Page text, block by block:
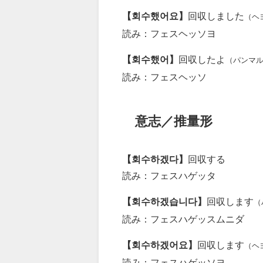
【회수했어요】 回収しました （ヘ
読み：フェスヘッソヨ
【회수했어】 回収したよ （パンマル
読み：フェスヘッソ
意志／推量形
【회수하겠다】
回収する
読み：フェスハゲッタ
【회수하겠습니다】 回収します
読み：フェスハゲッスムニダ
【회수하겠어요】 回収します （ヘ